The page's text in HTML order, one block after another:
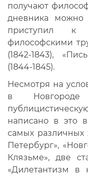
получают
дневника можно
приступил к
философскими
(1842-1843),
(1844-1845).
Несмотря на
в Новгороде
написано в это
самых различных
Петербург»,
Клязьме», две
«Дилетантизм в